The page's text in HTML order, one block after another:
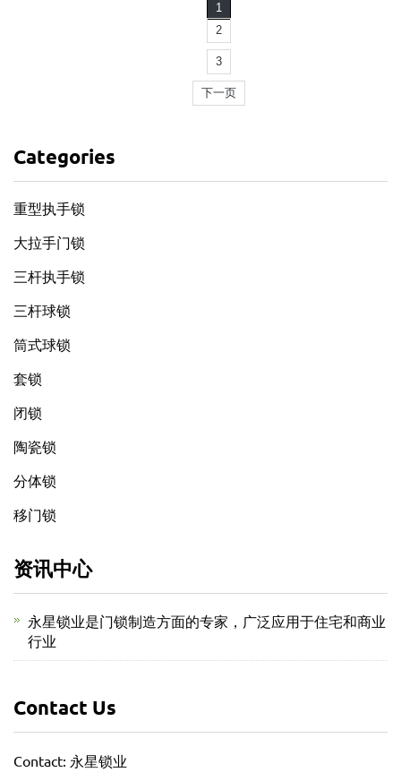
1
2
3
下一页
Categories
重型执手锁
大拉手门锁
三杆执手锁
三杆球锁
筒式球锁
套锁
闭锁
陶瓷锁
分体锁
移门锁
资讯中心
永星锁业是门锁制造方面的专家，广泛应用于住宅和商业
行业
Contact Us
Contact: 永星锁业